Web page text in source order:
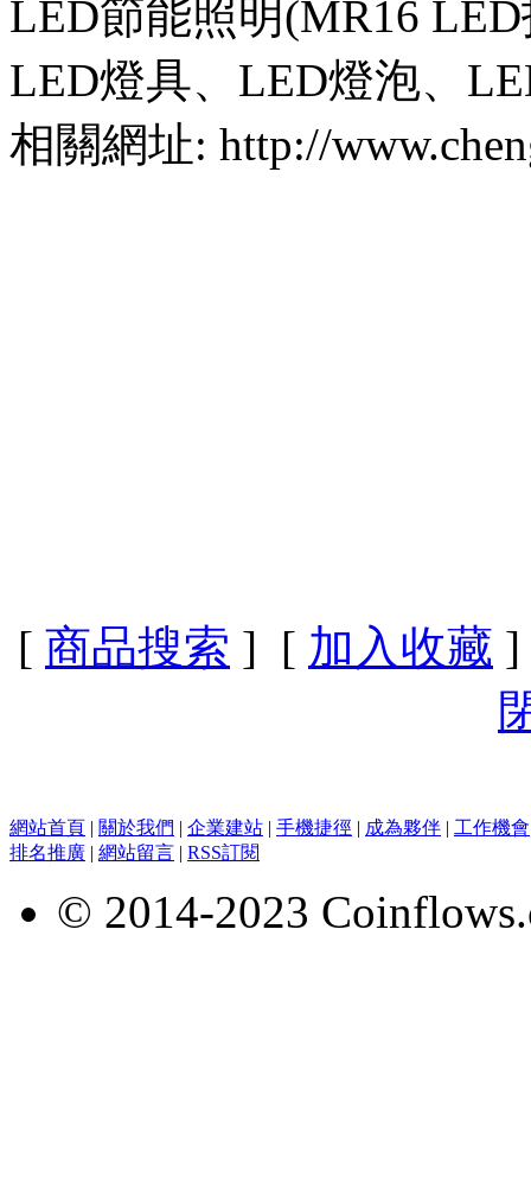
LED節能照明(MR16
LED燈具、LED燈泡、
相關網址: http://
[ 商品搜索 ] [ 加入收藏
網站首頁 | 關於我們 | 企業建站 | 手機捷徑 | 成為夥伴 | 工作機會
排名推廣 | 網站留言 | RSS訂閱
© 2014-2023